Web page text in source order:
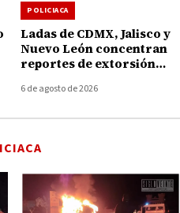
POLICIACA
Ladas de CDMX, Jalisco y
Nuevo León concentran
reportes de extorsión
6 de agosto de 2026